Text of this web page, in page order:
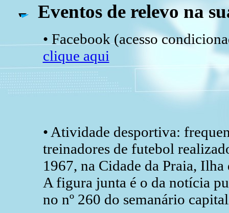
Eventos de relevo na
• Facebook (acesso
clique aqui
• Atividade desportiva:
treinadores de futebol
1967, na Cidade da Praia,
A figura junta é o da notícia
no nº 260 do semanário